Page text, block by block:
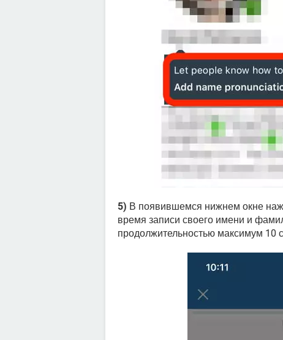
5) В появившемся нижнем окне
время записи своего имени и
продолжительностью максимум 10